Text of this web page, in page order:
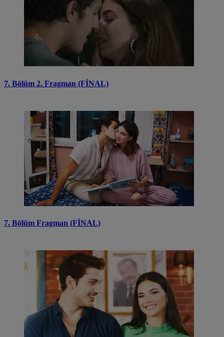
7. Bölüm 2. Fragman (FİNAL)
7. Bölüm Fragman (FİNAL)